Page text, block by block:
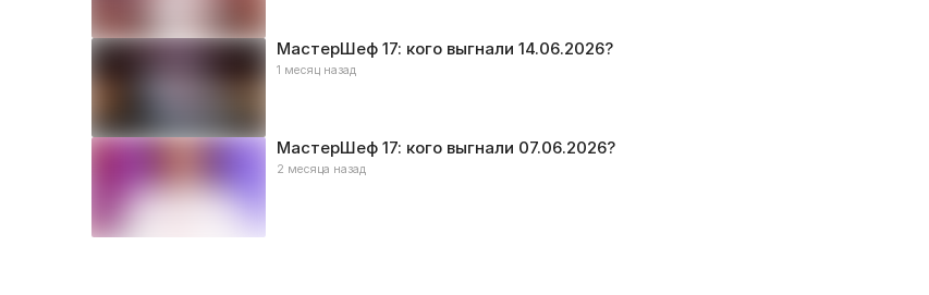
МастерШеф 17: кого выгнали 14.06.2026?
1 месяц назад
МастерШеф 17: кого выгнали 07.06.2026?
2 месяца назад